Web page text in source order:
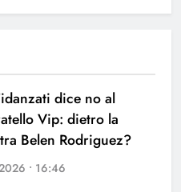
dice no al
Vip: dietro la
Belen Rodriguez?
• 16:46